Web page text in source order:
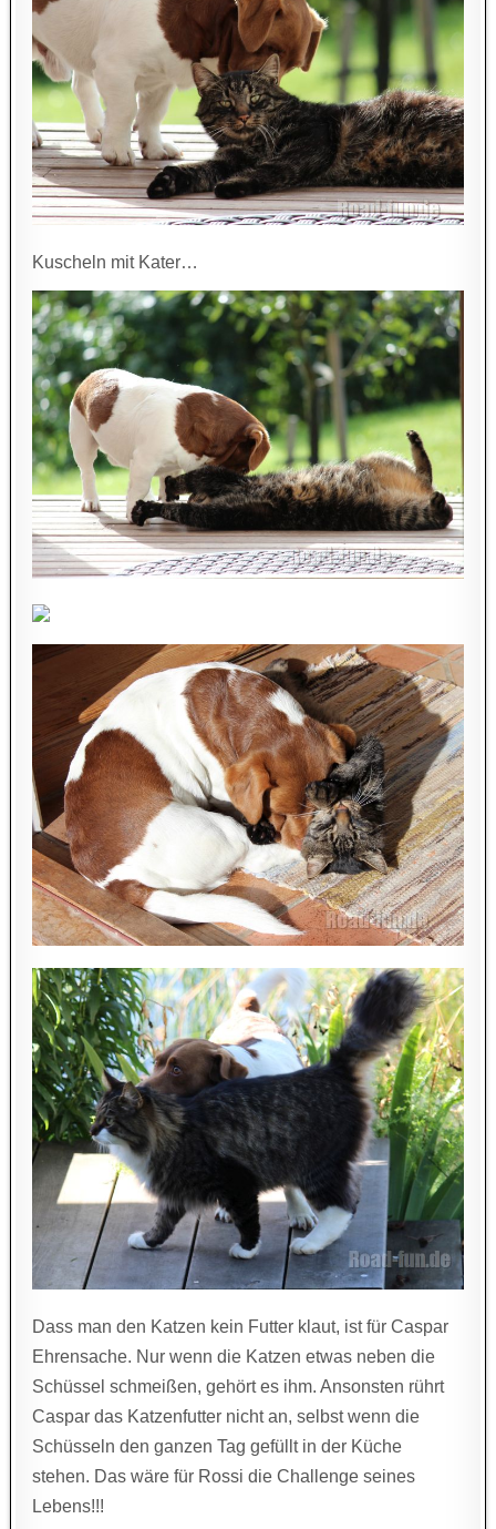
Kuscheln mit Kater…
Dass man den Katzen kein Futter klaut, ist für Caspar
Ehrensache. Nur wenn die Katzen etwas neben die
Schüssel schmeißen, gehört es ihm. Ansonsten rührt
Caspar das Katzenfutter nicht an, selbst wenn die
Schüsseln den ganzen Tag gefüllt in der Küche
stehen. Das wäre für Rossi die Challenge seines
Lebens!!!